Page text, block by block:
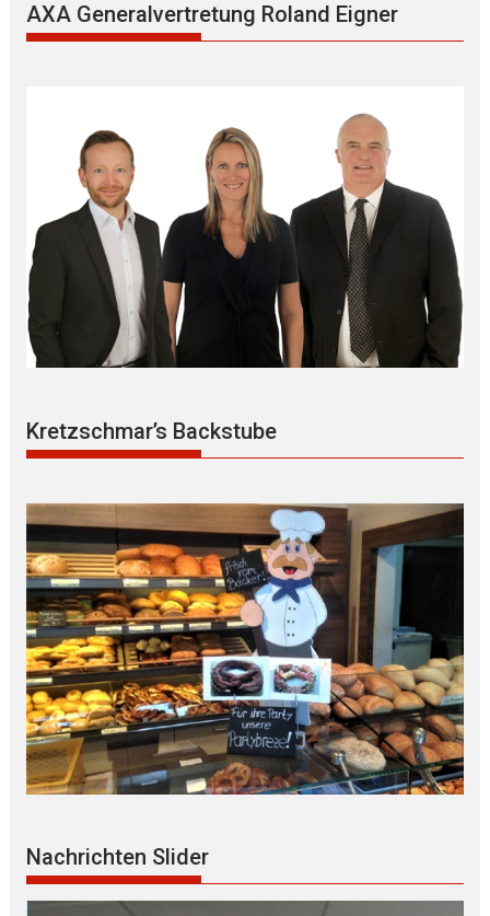
AXA Generalvertretung Roland Eigner
Kretzschmar’s Backstube
Nachrichten Slider